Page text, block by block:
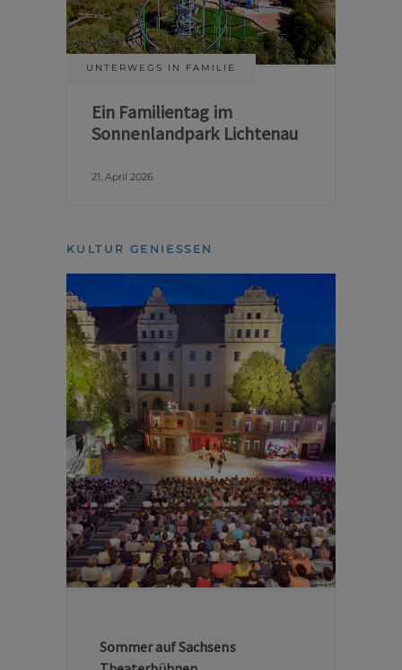
UNTERWEGS IN FAMILIE
Ein Familientag im
Sonnenlandpark Lichtenau
21. April 2026
KULTUR GENIESSEN
Hinter den Kulissen der Dresdner